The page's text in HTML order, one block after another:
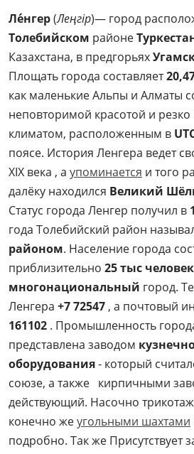
Ле́нгер(Леңгір)— город
Толебийском районе
Казахстана, в предгорьях
Площать города составляет
как маленькие Альпы и Алматы
неповторимой красотой и
климатом, расположенным в
поясе. История Ленгера ведет
XIX века , а упоминается и того
далёку находился Великий
Статус города Ленгер получил в
года Толебийский район
районом. Население города
приблизительно 25 тыс человек
многонациональный город.
Ленгера +7 72547 , а почтовый
161102 . Промышленность
представлена заводом
оборудования- который
союзе, а также кирпичными
действующий. Насочно
конечно жеугольными шахтами
подробно. Так же Присутствует